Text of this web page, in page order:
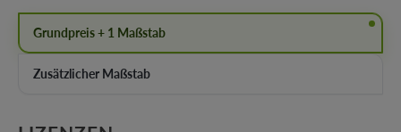
Grundpreis + 1 Maßstab
Zusätzlicher Maßstab